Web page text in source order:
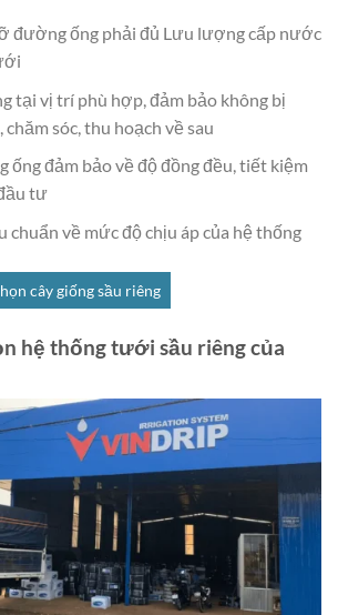
đường ống phải đủ Lưu lượng cấp nước
tại vị trí phù hợp, đảm bảo không bị
sóc, thu hoạch về sau
ống đảm bảo về độ đồng đều, tiết kiệm
tư
chuẩn về mức độ chịu áp của hệ thống
cây giống sầu riêng
hệ thống tưới sầu riêng của